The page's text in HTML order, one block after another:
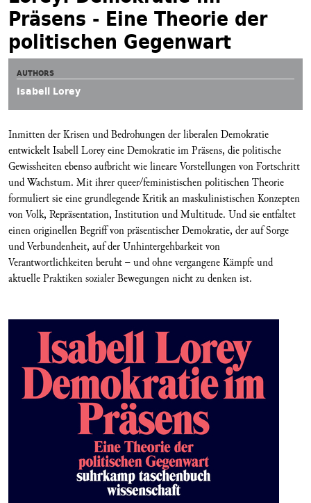
Präsens - Eine Theorie der
politischen Gegenwart
AUTHORS
Isabell Lorey
Inmitten der Krisen und Bedrohungen der liberalen Demokratie
entwickelt Isabell Lorey eine Demokratie im Präsens, die politische
Gewissheiten ebenso aufbricht wie lineare Vorstellungen von Fortschritt
und Wachstum. Mit ihrer queer/feministischen politischen Theorie
formuliert sie eine grundlegende Kritik an maskulinistischen Konzepten
von Volk, Repräsentation, Institution und Multitude. Und sie entfaltet
einen originellen Begriff von präsentischer Demokratie, der auf Sorge
und Verbundenheit, auf der Unhintergehbarkeit von
Verantwortlichkeiten beruht – und ohne vergangene Kämpfe und
aktuelle Praktiken sozialer Bewegungen nicht zu denken ist.